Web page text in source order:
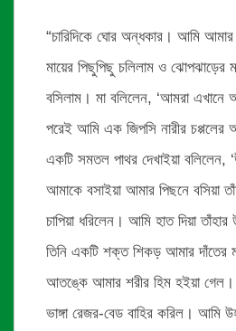
“চারিদিকে ঘোর অন্ধকার। আমি
মায়ের পিছুপিছু চলিলাম ও ঝোপঝাড়ের
বসিলাম। মা বলিলেন, ‘আমরা এখানে
পরেই আমি এক জিপসি নারীর চপ্পলের
একটি সমতল পাথর দেখাইয়া বলিলেন,
আমাকে বসাইয়া আমার পিছনে বসিয়া
চাপিয়া ধরিলেন। আমি হাত দিয়া
তিনি একটি শক্ত শিকড় আমার দাঁতের
আতঙ্কে আমার শরীর হিম হইয়া গেল।
ভাঙ্গা রেজর-বেড বাহির করিল। আমি